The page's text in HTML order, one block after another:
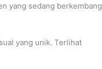
yang sedang berkembang
yang unik. Terlihat